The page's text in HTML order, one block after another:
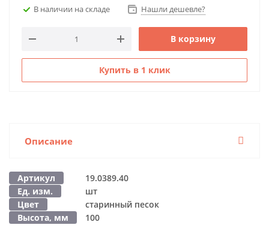
В наличии на складе Нашли дешевле?
В корзину
Купить в 1 клик
Описание
Артикул
19.0389.40
Ед. изм.
шт
Цвет
старинный песок
Высота, мм
100